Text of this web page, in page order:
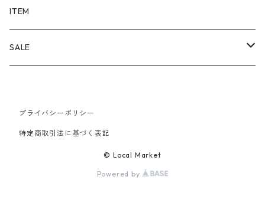
SHORTS
PANTS
ITEM
SALE
PANTS
プライバシーポリシー
特定商取引法に基づく表記
© Local Market
Powered by